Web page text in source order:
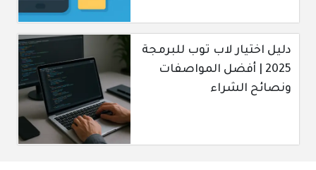
دليل اختيار لاب توب للبرمجة
2025 | أفضل المواصفات
ونصائح الشراء